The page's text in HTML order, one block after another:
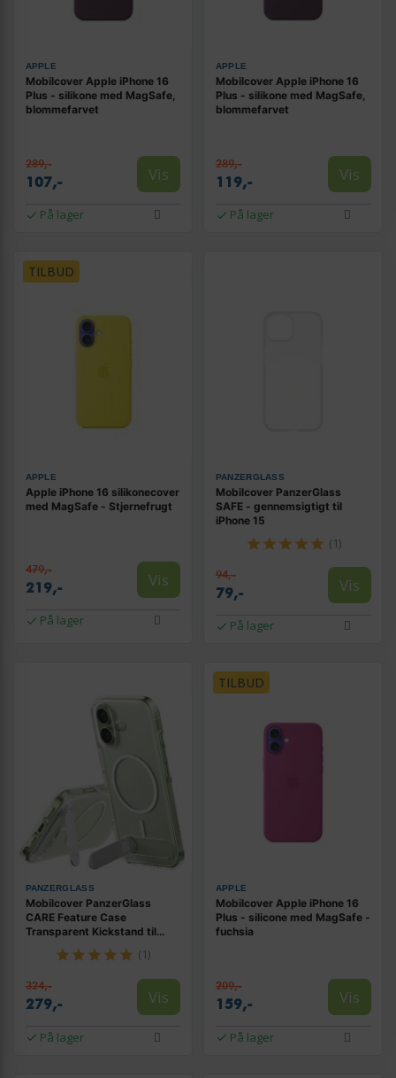
APPLE
Mobilcover Apple iPhone 16
Plus - silikone med MagSafe,
blommefarvet
289,-
107,- Vis
På lager
APPLE
Mobilcover Apple iPhone 16
Plus - silikone med MagSafe,
blommefarvet
289,-
119,- Vis
På lager
TILBUD
APPLE
Apple iPhone 16 silikonecover
med MagSafe - Stjernefrugt
479,-
219,- Vis
På lager
PANZERGLASS
Mobilcover PanzerGlass
SAFE - gennemsigtigt til
iPhone 15
(1)
94,-
79,- Vis
På lager
PANZERGLASS
Mobilcover PanzerGlass
CARE Feature Case
Transparent Kickstand til
(1)
324,-
279,- Vis
På lager
TILBUD
APPLE
Mobilcover Apple iPhone 16
Plus - silicone med MagSafe -
fuchsia
209,-
159,- Vis
På lager